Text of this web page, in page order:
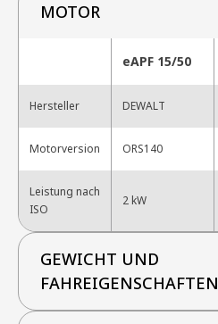
MOTOR
eAPF 15/50
Hersteller DEWALT
Motorversion ORS140
Leistung nach
ISO
2 kW
GEWICHT UND
FAHREIGENSCHAFTEN